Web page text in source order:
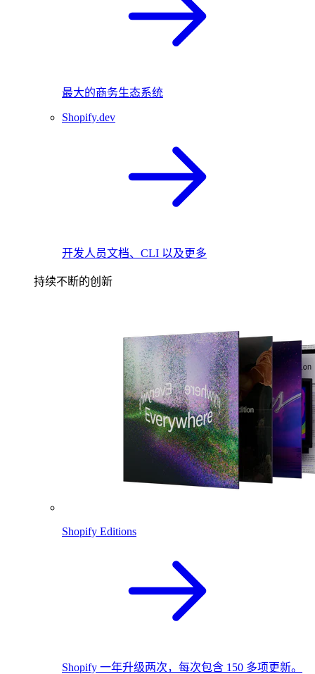
最大的商务生态系统
Shopify.dev
开发人员文档、CLI 以及更多
持续不断的创新
Shopify Editions
Shopify 一年升级两次，每次包含 150 多项更新。